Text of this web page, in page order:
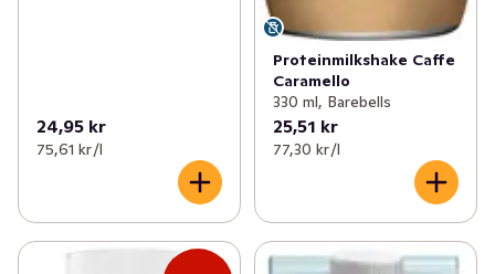
24,95 kr
75,61 kr /l
Proteinmilkshake Caffe
Caramello
330 ml, Barebells
25,51 kr
77,30 kr /l